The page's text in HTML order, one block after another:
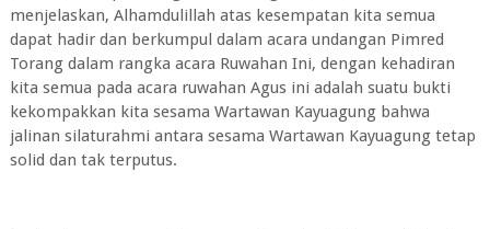
menjelaskan, Alhamdulillah atas kesempatan kita semua
dapat hadir dan berkumpul dalam acara undangan Pimred
Torang dalam rangka acara Ruwahan Ini, dengan kehadiran
kita semua pada acara ruwahan Agus ini adalah suatu bukti
kekompakkan kita sesama Wartawan Kayuagung bahwa
jalinan silaturahmi antara sesama Wartawan Kayuagung tetap
solid dan tak terputus.